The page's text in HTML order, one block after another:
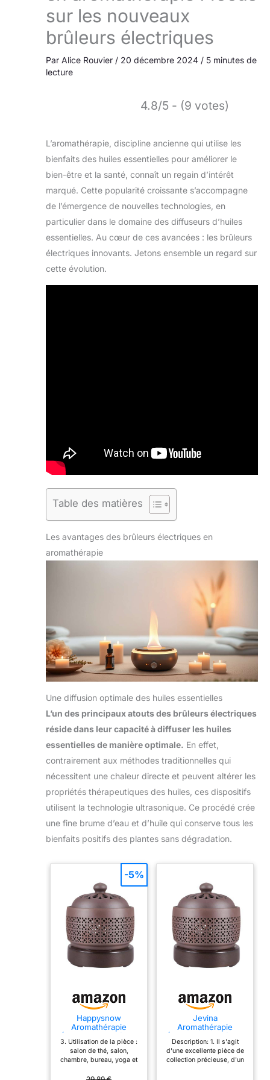
sur les nouveaux
brûleurs électriques
Par Alice Rouvier / 20 décembre 2024 / 5 minutes de
lecture
4.8/5 - (9 votes)
L’aromathérapie, discipline ancienne qui utilise les
bienfaits des huiles essentielles pour améliorer le
bien-être et la santé, connaît un regain d’intérêt
marqué. Cette popularité croissante s’accompagne
de l’émergence de nouvelles technologies, en
particulier dans le domaine des diffuseurs d’huiles
essentielles. Au cœur de ces avancées : les brûleurs
électriques innovants. Jetons ensemble un regard sur
cette évolution.
Table des matières
Les avantages des brûleurs électriques en
aromathérapie
Une diffusion optimale des huiles essentielles
L’un des principaux atouts des brûleurs électriques
réside dans leur capacité à diffuser les huiles
essentielles de manière optimale. En effet,
contrairement aux méthodes traditionnelles qui
nécessitent une chaleur directe et peuvent altérer les
propriétés thérapeutiques des huiles, ces dispositifs
utilisent la technologie ultrasonique. Ce procédé crée
une fine brume d’eau et d’huile qui conserve tous les
bienfaits positifs des plantes sans dégradation.
Happysnow
Aromathérapie
Électronique Brûleur
d'encens Électrique
Lumière 220 V
Réglage de la
3. Utilisation de la pièce :
salon de thé, salon,
chambre, bureau, yoga et
1. Il s'agit d'une excellente
-5%
Jevina
Aromathérapie
Électronique Brûleur
d'encens Électrique
Lumière 220 V
Réglage de la
Description: 1. Il s'agit
d'une excellente pièce de
collection précieuse, d'un